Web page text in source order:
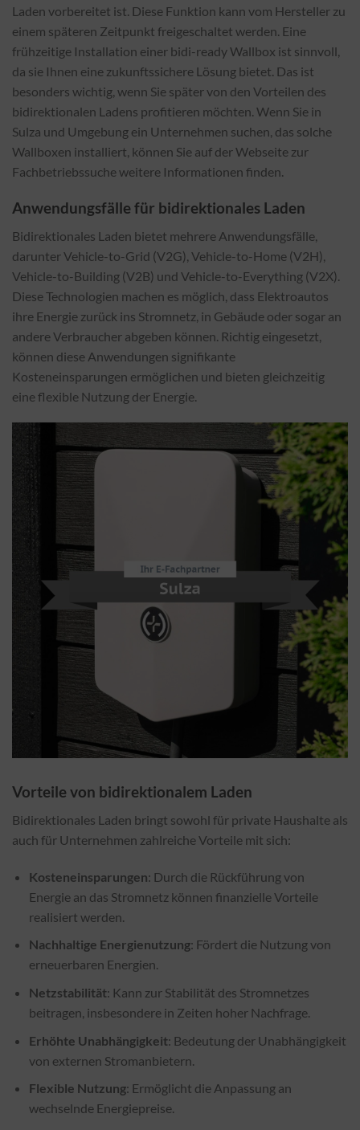
Laden vorbereitet ist. Diese Funktion kann vom Hersteller zu
einem späteren Zeitpunkt freigeschaltet werden. Eine
frühzeitige Installation einer bidi-ready Wallbox ist sinnvoll,
da sie Ihnen eine zukunftssichere Lösung bietet. Das ist
besonders wichtig, wenn Sie später von den Vorteilen des
bidirektionalen Ladens profitieren möchten. Wenn Sie in
Sulza und Umgebung ein Unternehmen suchen, das solche
Wallboxen installiert, können Sie auf der Webseite zur
Fachbetriebssuche weitere Informationen finden.
Anwendungsfälle für bidirektionales Laden
Bidirektionales Laden bietet mehrere Anwendungsfälle,
darunter Vehicle-to-Grid (V2G), Vehicle-to-Home (V2H),
Vehicle-to-Building (V2B) und Vehicle-to-Everything (V2X).
Diese Technologien machen es möglich, dass Elektroautos
ihre Energie zurück ins Stromnetz, in Gebäude oder sogar an
andere Verbraucher abgeben können. Richtig eingesetzt,
können diese Anwendungen signifikante
Kosteneinsparungen ermöglichen und bieten gleichzeitig
eine flexible Nutzung der Energie.
Vorteile von bidirektionalem Laden
Bidirektionales Laden bringt sowohl für private Haushalte als
auch für Unternehmen zahlreiche Vorteile mit sich:
Kosteneinsparungen: Durch die Rückführung von
Energie an das Stromnetz können finanzielle Vorteile
realisiert werden.
Nachhaltige Energienutzung: Fördert die Nutzung von
erneuerbaren Energien.
Netzstabilität: Kann zur Stabilität des Stromnetzes
beitragen, insbesondere in Zeiten hoher Nachfrage.
Erhöhte Unabhängigkeit: Bedeutung der Unabhängigkeit
von externen Stromanbietern.
Flexible Nutzung: Ermöglicht die Anpassung an
wechselnde Energiepreise.